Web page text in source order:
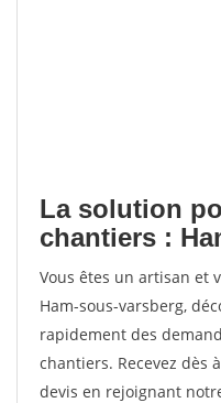
La solution
chantiers :
Vous êtes un artisan et
Ham-sous-varsberg,
rapidement des
chantiers. Recevez dès
devis en rejoignant